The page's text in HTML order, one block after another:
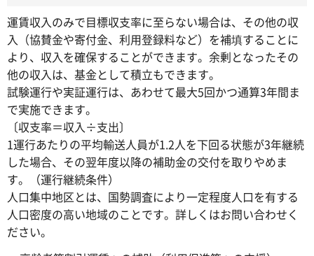
運賃収入のみで目標収支率に至らない場合は、その他の収
入（協賛金や寄付金、利用登録料など）を補填することに
より、収入を確保することができます。余剰となったその
他の収入は、基金として積立もできます。
試験運行や実証運行は、あわせて最大5回かつ通算3年間ま
で実施できます。
〔収支率＝収入÷支出〕
1運行あたりの平均輸送人員が1.2人を下回る状態が3年継続
した場合、その翌年度以降の補助金の交付を取りやめま
す。（運行継続条件）
人口集中地区とは、国勢調査により一定程度人口を有する
人口密度の高い地域のことです。詳しくはお問い合わせく
ださい。